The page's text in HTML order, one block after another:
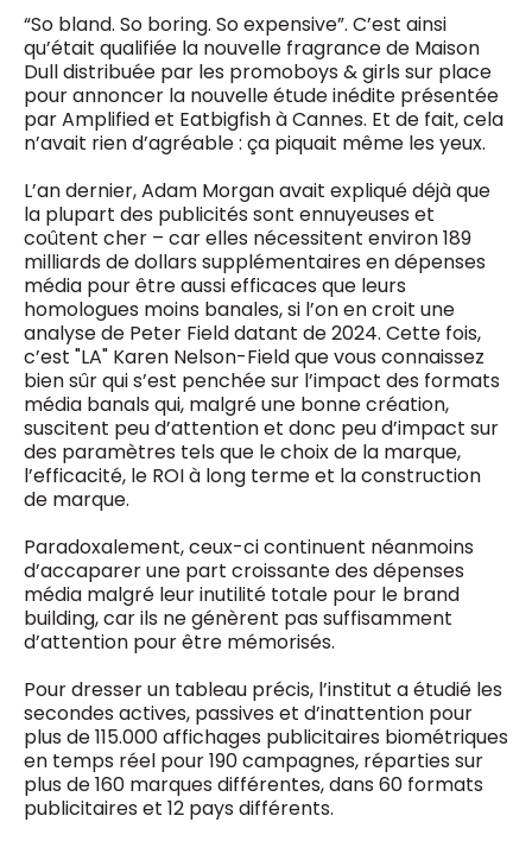
“So bland. So boring. So expensive”. C’est ainsi
qu’était qualifiée la nouvelle fragrance de Maison
Dull distribuée par les promoboys & girls sur place
pour annoncer la nouvelle étude inédite présentée
par Amplified et Eatbigfish à Cannes. Et de fait, cela
n’avait rien d’agréable : ça piquait même les yeux.
L’an dernier, Adam Morgan avait expliqué déjà que
la plupart des publicités sont ennuyeuses et
coûtent cher – car elles nécessitent environ 189
milliards de dollars supplémentaires en dépenses
média pour être aussi efficaces que leurs
homologues moins banales, si l’on en croit une
analyse de Peter Field datant de 2024. Cette fois,
c’est "LA" Karen Nelson-Field que vous connaissez
bien sûr qui s’est penchée sur l’impact des formats
média banals qui, malgré une bonne création,
suscitent peu d’attention et donc peu d’impact sur
des paramètres tels que le choix de la marque,
l’efficacité, le ROI à long terme et la construction
de marque.
Paradoxalement, ceux-ci continuent néanmoins
d’accaparer une part croissante des dépenses
média malgré leur inutilité totale pour le brand
building, car ils ne génèrent pas suffisamment
d’attention pour être mémorisés.
Pour dresser un tableau précis, l’institut a étudié les
secondes actives, passives et d’inattention pour
plus de 115.000 affichages publicitaires biométriques
en temps réel pour 190 campagnes, réparties sur
plus de 160 marques différentes, dans 60 formats
publicitaires et 12 pays différents.